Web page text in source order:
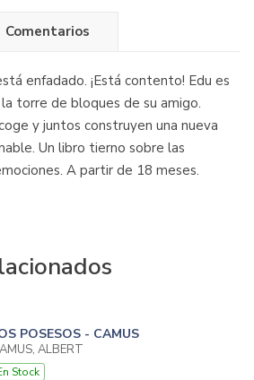
Comentarios
enfadado. ¡Está contento! Edu es
torre de bloques de su amigo.
y juntos construyen una nueva
Un libro tierno sobre las
A partir de 18 meses.
POSESOS - CAMUS
ALBERT
Stock